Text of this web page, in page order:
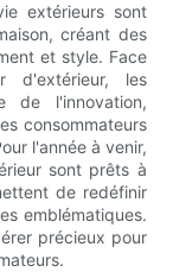
extérieurs sont
créant des
et style. Face
d'extérieur, les
de l'innovation,
consommateurs
l'année à venir,
sont prêts à
de redéfinir
emblématiques.
précieux pour